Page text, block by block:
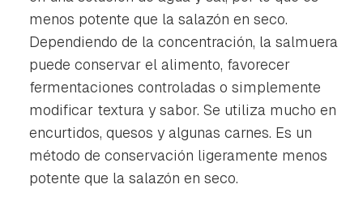
menos potente que la salazón en seco.
Dependiendo de la concentración, la salmuera
puede conservar el alimento, favorecer
fermentaciones controladas o simplemente
modificar textura y sabor. Se utiliza mucho en
encurtidos, quesos y algunas carnes. Es un
método de conservación ligeramente menos
potente que la salazón en seco.